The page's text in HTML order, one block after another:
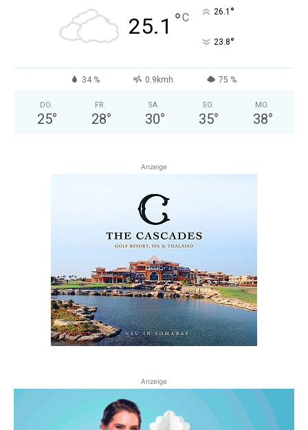
25.1 °C 26.1 °
23.8°
34 % 0.9kmh 75 %
DO.
25°
FR.
28°
SA.
30°
SO.
35°
MO.
38°
Anzeige
Anzeige